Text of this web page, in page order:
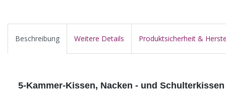
Beschreibung Weitere Details Produktsicherheit &
5-Kammer-Kissen, Nacken - und Schulterkissen